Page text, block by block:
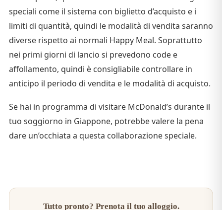
speciali come il sistema con biglietto d’acquisto e i
limiti di quantità, quindi le modalità di vendita saranno
diverse rispetto ai normali Happy Meal. Soprattutto
nei primi giorni di lancio si prevedono code e
affollamento, quindi è consigliabile controllare in
anticipo il periodo di vendita e le modalità di acquisto.
Se hai in programma di visitare McDonald’s durante il
tuo soggiorno in Giappone, potrebbe valere la pena
dare un’occhiata a questa collaborazione speciale.
Tutto pronto? Prenota il tuo alloggio.